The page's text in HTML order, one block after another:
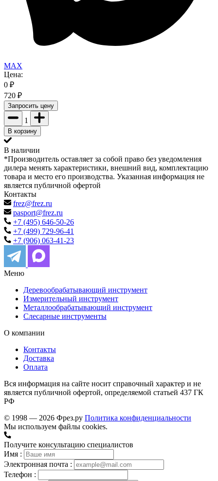
MAX
Цена:
0 ₽
720 ₽
Запросить цену
1
В корзину
В наличии
*Производитель оставляет за собой право без уведомления
дилера менять характеристики, внешний вид, комплектацию
товара и место его производства. Указанная информация не
является публичной офертой
Контакты
frez@frez.ru
pasport@frez.ru
+7 (495) 646-50-26
+7 (499) 729-96-41
+7 (906) 063-41-23
Меню
Деревообрабатывающий инструмент
Измерительный инструмент
Металлообрабатывающий инструмент
Слесарные инструменты
О компании
Контакты
Доставка
Оплата
Вся информация на сайте носит справочный характер и не
является публичной офертой, определяемой статьей 437 ГК
РФ
© 1998 — 2026 Фрез.ру Политика конфиденциальности
Мы используем файлы cookies.
Получите консультацию специалистов
Имя :
Электронная почта :
Телефон :